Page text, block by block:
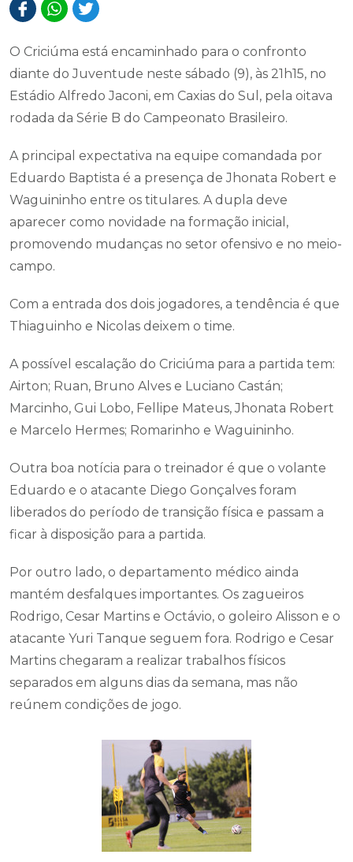
O Criciúma está encaminhado para o confronto
diante do Juventude neste sábado (9), às 21h15, no
Estádio Alfredo Jaconi, em Caxias do Sul, pela oitava
rodada da Série B do Campeonato Brasileiro.
A principal expectativa na equipe comandada por
Eduardo Baptista é a presença de Jhonata Robert e
Waguininho entre os titulares. A dupla deve
aparecer como novidade na formação inicial,
promovendo mudanças no setor ofensivo e no meio-
campo.
Com a entrada dos dois jogadores, a tendência é que
Thiaguinho e Nicolas deixem o time.
A possível escalação do Criciúma para a partida tem:
Airton; Ruan, Bruno Alves e Luciano Castán;
Marcinho, Gui Lobo, Fellipe Mateus, Jhonata Robert
e Marcelo Hermes; Romarinho e Waguininho.
Outra boa notícia para o treinador é que o volante
Eduardo e o atacante Diego Gonçalves foram
liberados do período de transição física e passam a
ficar à disposição para a partida.
Por outro lado, o departamento médico ainda
mantém desfalques importantes. Os zagueiros
Rodrigo, Cesar Martins e Octávio, o goleiro Alisson e o
atacante Yuri Tanque seguem fora. Rodrigo e Cesar
Martins chegaram a realizar trabalhos físicos
separados em alguns dias da semana, mas não
reúnem condições de jogo.